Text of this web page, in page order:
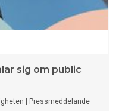
sig om public
Pressmeddelande